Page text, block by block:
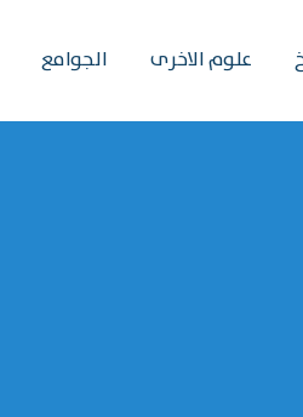
علوم الاخرى الجوامع